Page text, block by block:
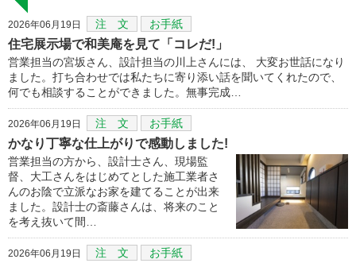
2026年06月19日 注 文 お手紙
住宅展示場で和美庵を見て「コレだ!」
営業担当の宮坂さん、設計担当の川上さんには、 大変お世話になり
ました。打ち合わせでは私たちに寄り添い話を聞いてくれたので、
何でも相談することができました。無事完成…
2026年06月19日 注 文 お手紙
かなり丁寧な仕上がりで感動しました!
営業担当の方から、設計士さん、現場監
督、大工さんをはじめてとした施工業者さ
んのお陰で立派なお家を建てることが出来
ました。設計士の斎藤さんは、将来のこと
を考え抜いて間…
2026年06月19日 注 文 お手紙